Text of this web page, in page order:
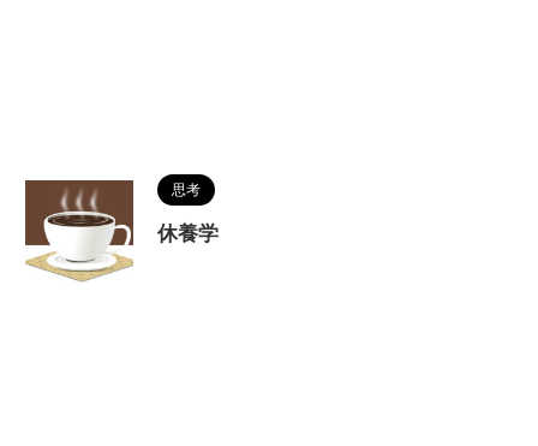
思考
休養学